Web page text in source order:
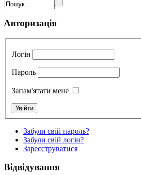
Авторизація
Логін
Пароль
Запам'ятати мене
Забули свій пароль?
Забули свій логін?
Зареєструватися
Відвідування